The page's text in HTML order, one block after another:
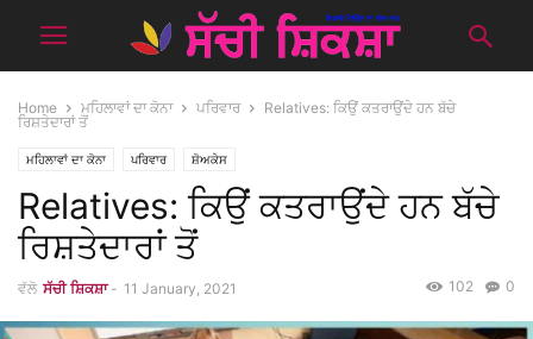
Home ਮਹਿਲਾਵਾਂ ਦਾ ਕੋਨਾ ਪਰਿਵਾਰ
Relatives: ਕਿਉਂ ਕਤਰਾਉਂਦੇ ਹਨ ਬੱਚੇ
ਰਿਸ਼ਤੇਦਾਰਾਂ ਤੋਂ
ਮਹਿਲਾਵਾਂ ਦਾ ਕੋਨਾ ਪਰਿਵਾਰ ਸ਼ੋਅਕੇਸ
Relatives: ਕਿਉਂ ਕਤਰਾਉਂਦੇ ਹਨ ਬੱਚੇ
ਰਿਸ਼ਤੇਦਾਰਾਂ ਤੋਂ
ਵੱਲੋ ਸੱਚੀ ਸ਼ਿਕਸ਼ਾ - 11 January, 2021 0
102